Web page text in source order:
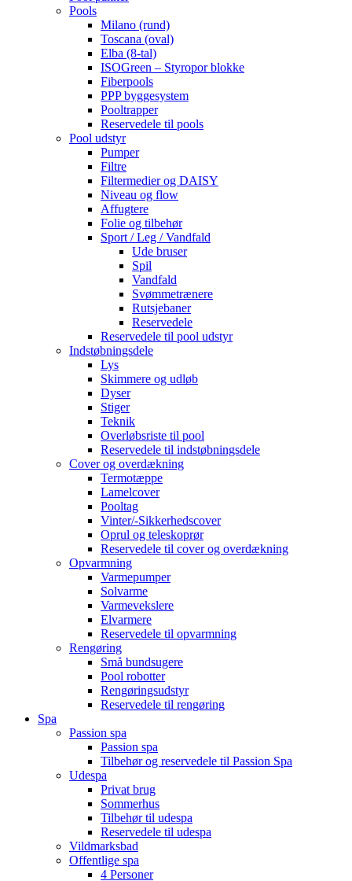
Pools
Milano (rund)
Toscana (oval)
Elba (8-tal)
ISOGreen – Styropor blokke
Fiberpools
PPP byggesystem
Pooltrapper
Reservedele til pools
Pool udstyr
Pumper
Filtre
Filtermedier og DAISY
Niveau og flow
Affugtere
Folie og tilbehør
Sport / Leg / Vandfald
Ude bruser
Spil
Vandfald
Svømmetrænere
Rutsjebaner
Reservedele
Reservedele til pool udstyr
Indstøbningsdele
Lys
Skimmere og udløb
Dyser
Stiger
Teknik
Overløbsriste til pool
Reservedele til indstøbningsdele
Cover og overdækning
Termotæppe
Lamelcover
Pooltag
Vinter/-Sikkerhedscover
Oprul og teleskoprør
Reservedele til cover og overdækning
Opvarmning
Varmepumper
Solvarme
Varmevekslere
Elvarmere
Reservedele til opvarmning
Rengøring
Små bundsugere
Pool robotter
Rengøringsudstyr
Reservedele til rengøring
Spa
Passion spa
Passion spa
Tilbehør og reservedele til Passion Spa
Udespa
Privat brug
Sommerhus
Tilbehør til udespa
Reservedele til udespa
Vildmarksbad
Offentlige spa
4 Personer